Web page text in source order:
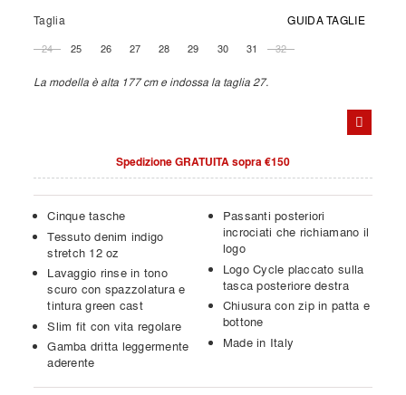
Taglia GUIDA TAGLIE
24 25 26 27 28 29 30 31 32
La modella è alta 177 cm e indossa la taglia 27.
Spedizione GRATUITA sopra €150
Cinque tasche
Tessuto denim indigo
stretch 12 oz
Lavaggio rinse in tono
scuro con spazzolatura e
tintura green cast
Slim fit con vita regolare
Gamba dritta leggermente
aderente
Passanti posteriori
incrociati che richiamano il
logo
Logo Cycle placcato sulla
tasca posteriore destra
Chiusura con zip in patta e
bottone
Made in Italy